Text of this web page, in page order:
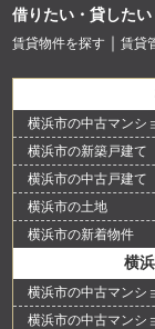
借りたい・貸したい
賃貸物件を探す 賃貸
横浜市の中古マンシ
横浜市の新築戸建て
横浜市の中古戸建て
横浜市の土地
横浜市の新着物件
横
横浜市の中古マンシ
横浜市の中古マンシ